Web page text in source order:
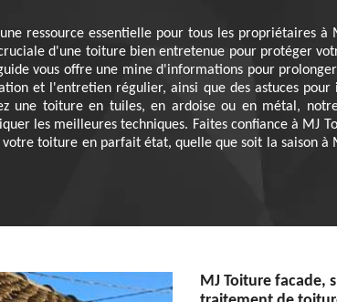
ressource essentielle pour tous les propriétaires à
d'une toiture bien entretenue pour protéger
vous offre une mine d'informations pour
et l'entretien régulier, ainsi que des astuces pour
une toiture en tuiles, en ardoise ou en métal,
les meilleures techniques. Faites confiance à MJ
toiture en parfait état, quelle que soit la saison à
MJ Toiture facade,